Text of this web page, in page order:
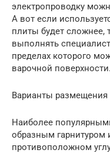
электропроводку
А вот если
плиты будет сложнее,
выполнять
пределах которого
варочной поверхности.
Варианты
Наиболее
образным гарнитуром
противоположном